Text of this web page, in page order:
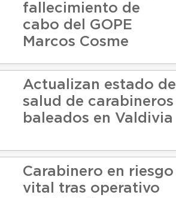
fallecimiento de
cabo del GOPE
Marcos Cosme
Actualizan estado de
salud de carabineros
baleados en Valdivia
Carabinero en riesgo
vital tras operativo